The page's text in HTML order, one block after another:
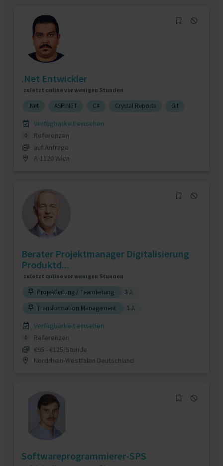
.Net Entwickler
zuletzt online vor wenigen Stunden
.Net ASP.NET C# Crystal Reports Git
Verfügbarkeit einsehen
0
Referenzen
auf Anfrage
A-1120 Wien
Berater Projektmanager Digitalisierung
Produktd...
zuletzt online vor wenigen Stunden
Projektleitung / Teamleitung
3 J.
Transformation Management
1 J.
Verfügbarkeit einsehen
0
Referenzen
€95 - €125/Stunde
Nordrhein-Westfalen Deutschland
Softwareprogrammierer-SPS